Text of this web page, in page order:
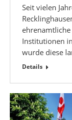
Seit vielen
ehrenamtliche
Institutionen
wurde diese
Details